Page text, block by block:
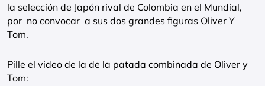
la selección de Japón rival de Colombia en el Mundial,
por no convocar a sus dos grandes figuras Oliver Y
Tom.
Pille el video de la de la patada combinada de Oliver y
Tom: